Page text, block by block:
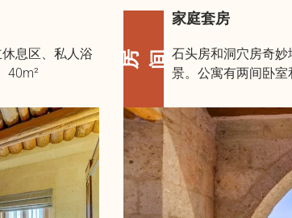
息区、私人浴
40m²
家庭套房
石头房和洞穴房奇
景。公寓有两间卧
房间